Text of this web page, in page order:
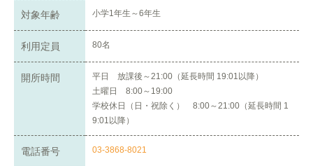
対象年齢 小学1年生～6年生
利用定員 80名
開所時間
平日 放課後～21:00（延長時間 19:01以降）
土曜日 8:00～19:00
学校休日（日・祝除く） 8:00～21:00（延長時間 1
9:01以降）
電話番号 03-3868-8021